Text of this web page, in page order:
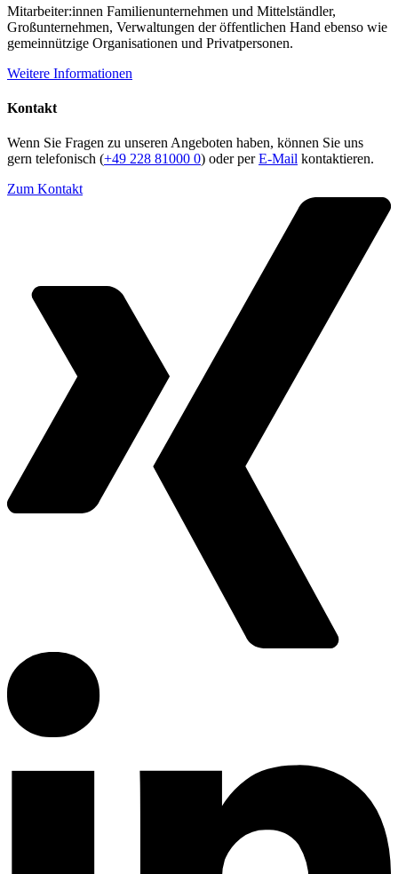
Mitarbeiter:innen Familienunternehmen und Mittelständler,
Großunternehmen, Verwaltungen der öffentlichen Hand ebenso wie
gemeinnützige Organisationen und Privatpersonen.
Weitere Informationen
Kontakt
Wenn Sie Fragen zu unseren Angeboten haben, können Sie uns
gern telefonisch (+49 228 81000 0) oder perE-Mail kontaktieren.
Zum Kontakt